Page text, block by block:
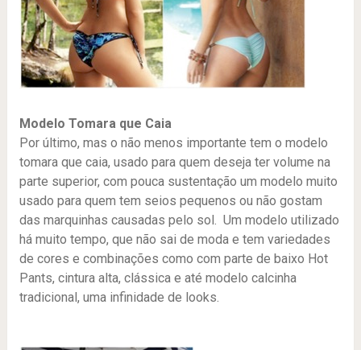
Modelo Tomara que Caia
Por último, mas o não menos importante tem o modelo
tomara que caia, usado para quem deseja ter volume na
parte superior, com pouca sustentação um modelo muito
usado para quem tem seios pequenos ou não gostam
das marquinhas causadas pelo sol. Um modelo utilizado
há muito tempo, que não sai de moda e tem variedades
de cores e combinações como com parte de baixo Hot
Pants, cintura alta, clássica e até modelo calcinha
tradicional, uma infinidade de looks.